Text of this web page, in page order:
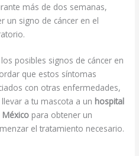
más de dos semanas,
un signo de cáncer en el
posibles signos de cáncer en
que estos síntomas
con otras enfermedades,
a tu mascota a un hospital
para obtener un
el tratamiento necesario.